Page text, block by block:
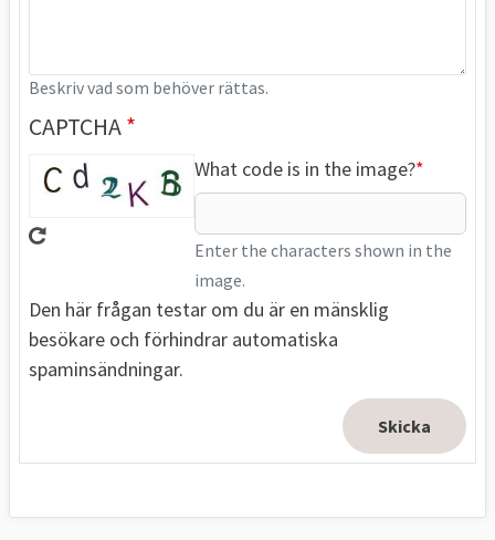
Beskriv vad som behöver rättas.
CAPTCHA
What code is in the image?
Enter the characters shown in the
image.
Den här frågan testar om du är en mänsklig
besökare och förhindrar automatiska
spaminsändningar.